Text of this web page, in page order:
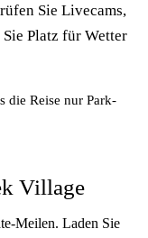
Sie Livecams,
Platz für Wetter
die Reise nur Park-
Village
Meilen. Laden Sie